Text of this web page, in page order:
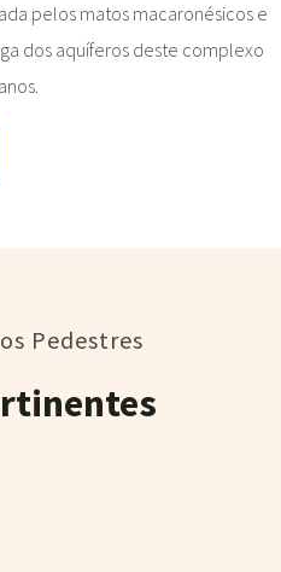
pelos matos macaronésicos e
dos aquíferos deste complexo
Pedestres